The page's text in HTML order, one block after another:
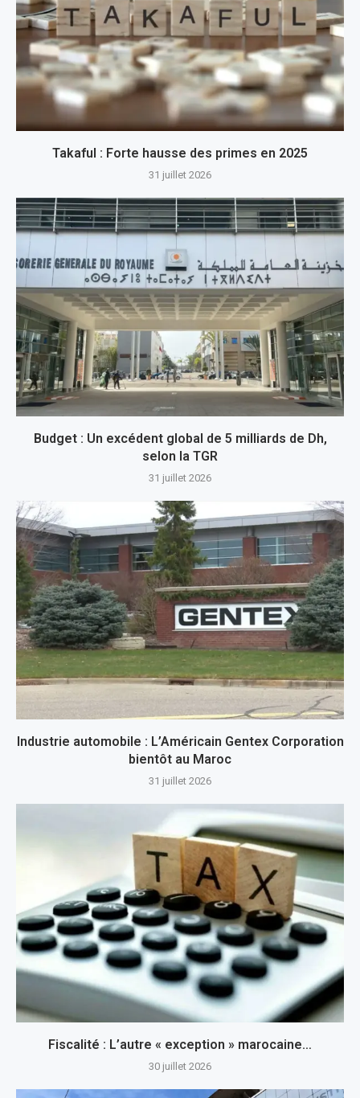
Takaful : Forte hausse des primes en 2025
31 juillet 2026
Budget : Un excédent global de 5 milliards de Dh,
selon la TGR
31 juillet 2026
Industrie automobile : L’Américain Gentex Corporation
bientôt au Maroc
31 juillet 2026
Fiscalité : L’autre « exception » marocaine…
30 juillet 2026